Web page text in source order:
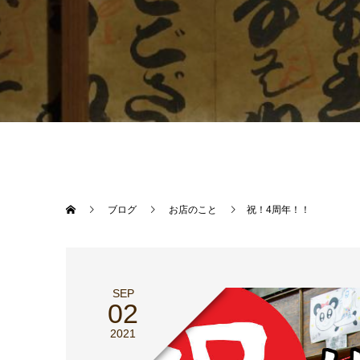
ブログ お店のこと 祝！4周年！！
SEP
02
2021